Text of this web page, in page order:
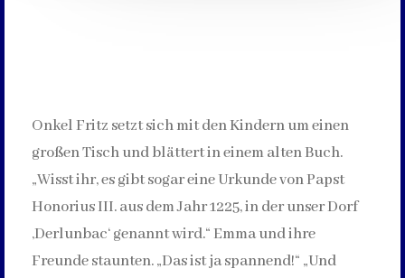
Onkel Fritz setzt sich mit den Kindern um einen
großen Tisch und blättert in einem alten Buch.
„Wisst ihr, es gibt sogar eine Urkunde von Papst
Honorius III. aus dem Jahr 1225, in der unser Dorf
‚Derlunbac‘ genannt wird.“ Emma und ihre
Freunde staunten. „Das ist ja spannend!“ „Und